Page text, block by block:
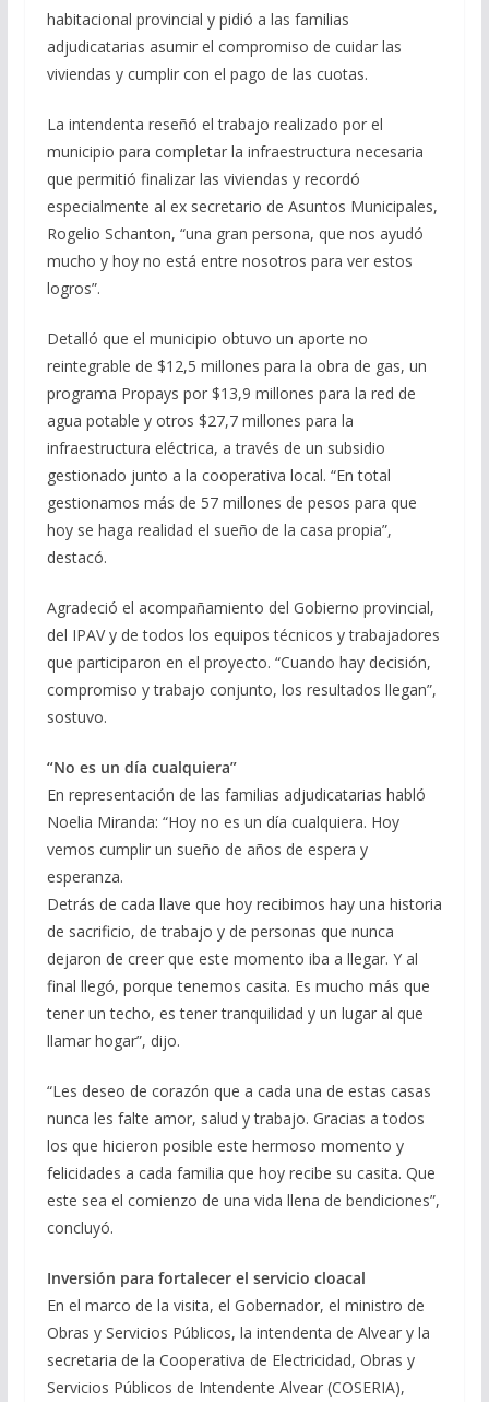
habitacional provincial y pidió a las familias
adjudicatarias asumir el compromiso de cuidar las
viviendas y cumplir con el pago de las cuotas.
La intendenta reseñó el trabajo realizado por el
municipio para completar la infraestructura necesaria
que permitió finalizar las viviendas y recordó
especialmente al ex secretario de Asuntos Municipales,
Rogelio Schanton, “una gran persona, que nos ayudó
mucho y hoy no está entre nosotros para ver estos
logros”.
Detalló que el municipio obtuvo un aporte no
reintegrable de $12,5 millones para la obra de gas, un
programa Propays por $13,9 millones para la red de
agua potable y otros $27,7 millones para la
infraestructura eléctrica, a través de un subsidio
gestionado junto a la cooperativa local. “En total
gestionamos más de 57 millones de pesos para que
hoy se haga realidad el sueño de la casa propia”,
destacó.
Agradeció el acompañamiento del Gobierno provincial,
del IPAV y de todos los equipos técnicos y trabajadores
que participaron en el proyecto. “Cuando hay decisión,
compromiso y trabajo conjunto, los resultados llegan”,
sostuvo.
“No es un día cualquiera”
En representación de las familias adjudicatarias habló
Noelia Miranda: “Hoy no es un día cualquiera. Hoy
vemos cumplir un sueño de años de espera y
esperanza.
Detrás de cada llave que hoy recibimos hay una historia
de sacrificio, de trabajo y de personas que nunca
dejaron de creer que este momento iba a llegar. Y al
final llegó, porque tenemos casita. Es mucho más que
tener un techo, es tener tranquilidad y un lugar al que
llamar hogar”, dijo.
“Les deseo de corazón que a cada una de estas casas
nunca les falte amor, salud y trabajo. Gracias a todos
los que hicieron posible este hermoso momento y
felicidades a cada familia que hoy recibe su casita. Que
este sea el comienzo de una vida llena de bendiciones”,
concluyó.
Inversión para fortalecer el servicio cloacal
En el marco de la visita, el Gobernador, el ministro de
Obras y Servicios Públicos, la intendenta de Alvear y la
secretaria de la Cooperativa de Electricidad, Obras y
Servicios Públicos de Intendente Alvear (COSERIA),